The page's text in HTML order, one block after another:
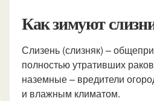
Как зимуют
Слизень (слизняк) –
полностью утративших
наземные – вредители
и влажным климатом.